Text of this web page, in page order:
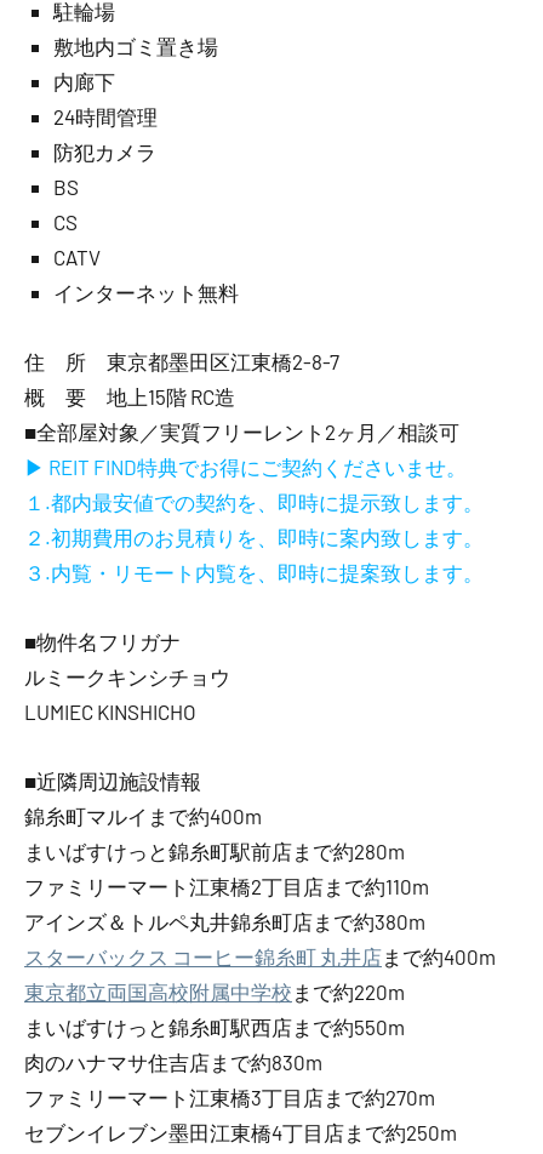
駐輪場
敷地内ゴミ置き場
内廊下
24時間管理
防犯カメラ
BS
CS
CATV
インターネット無料
住 所 東京都墨田区江東橋2-8-7
概 要 地上15階 RC造
■全部屋対象／実質フリーレント2ヶ月／相談可
▶ REIT FIND特典でお得にご契約くださいませ。
１.都内最安値での契約を、即時に提示致します。
２.初期費用のお見積りを、即時に案内致します。
３.内覧・リモート内覧を、即時に提案致します。
■物件名フリガナ
ルミークキンシチョウ
LUMIEC KINSHICHO
■近隣周辺施設情報
錦糸町マルイまで約400m
まいばすけっと錦糸町駅前店まで約280m
ファミリーマート江東橋2丁目店まで約110m
アインズ＆トルペ丸井錦糸町店まで約380m
スターバックス コーヒー錦糸町 丸井店まで約400m
東京都立両国高校附属中学校 まで約220m
まいばすけっと錦糸町駅西店まで約550m
肉のハナマサ住吉店まで約830m
ファミリーマート江東橋3丁目店まで約270m
セブンイレブン墨田江東橋4丁目店まで約250m